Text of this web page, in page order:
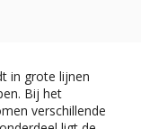
in grote lijnen
Bij het
verschillende